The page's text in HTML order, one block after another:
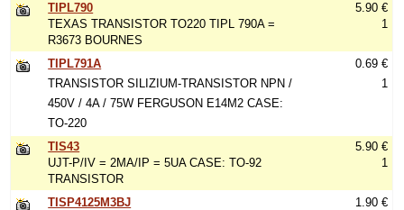
TIPL790
TEXAS TRANSISTOR TO220 TIPL 790A =
R3673 BOURNES
5.90 €
1
TIPL791A
TRANSISTOR SILIZIUM-TRANSISTOR NPN /
450V / 4A / 75W FERGUSON E14M2 CASE:
TO-220
0.69 €
1
TIS43
UJT-P/IV = 2MA/IP = 5UA CASE: TO-92
TRANSISTOR
5.90 €
1
TISP4125M3BJ
1.90 €